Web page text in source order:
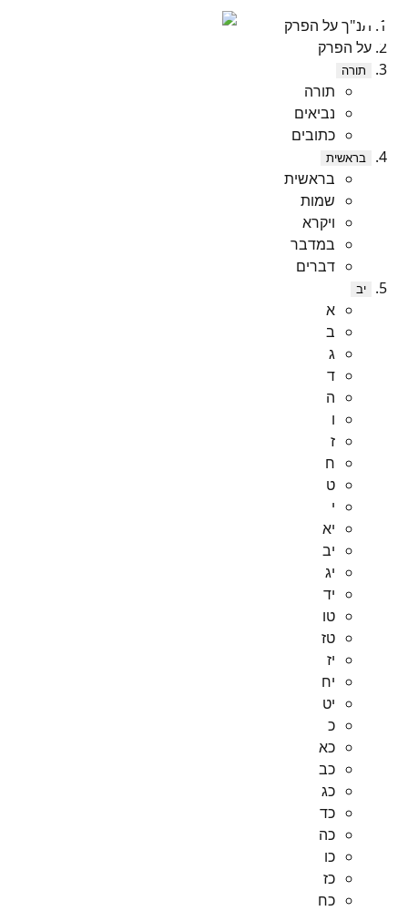
תנ"ך על הפרק
על הפרק
תורה
תורה
נביאים
כתובים
בראשית
בראשית
שמות
ויקרא
במדבר
דברים
יב
א
ב
ג
ד
ה
ו
ז
ח
ט
י
יא
יב
יג
יד
טו
טז
יז
יח
יט
כ
כא
כב
כג
כד
כה
כו
כז
כח